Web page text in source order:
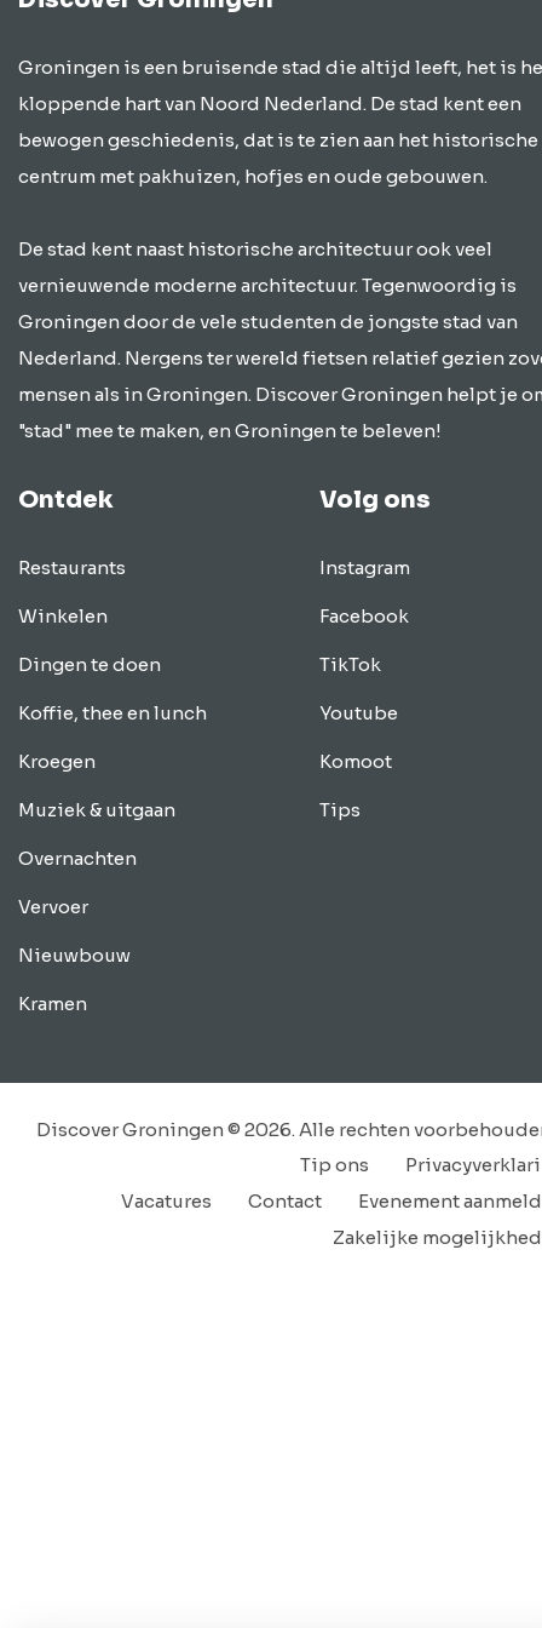
Groningen is een bruisende stad die altijd leeft, het is
kloppende hart van Noord Nederland. De stad kent een
bewogen geschiedenis, dat is te zien aan het historische
centrum met pakhuizen, hofjes en oude gebouwen.
De stad kent naast historische architectuur ook veel
vernieuwende moderne architectuur. Tegenwoordig is
Groningen door de vele studenten de jongste stad van
Nederland. Nergens ter wereld fietsen relatief gezien
mensen als in Groningen. Discover Groningen helpt je
"stad" mee te maken, en Groningen te beleven!
Ontdek
Restaurants
Winkelen
Dingen te doen
Koffie, thee en lunch
Kroegen
Muziek & uitgaan
Overnachten
Vervoer
Nieuwbouw
Kramen
Volg ons
Instagram
Facebook
TikTok
Youtube
Komoot
Tips
Discover Groningen © 2026. Alle rechten
Tip ons
Evenement
Contact
Vacatures
Zakelijke